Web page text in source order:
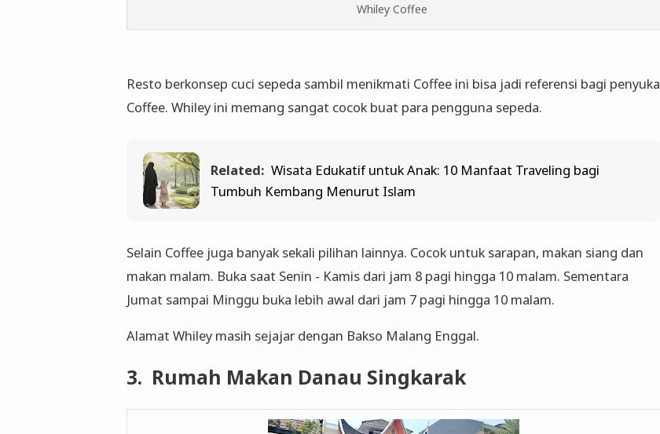
Whiley Coffee
Resto berkonsep cuci sepeda sambil menikmati Coffee ini bisa jadi referensi bagi penyuka
Coffee. Whiley ini memang sangat cocok buat para pengguna sepeda.
Related: Wisata Edukatif untuk Anak: 10 Manfaat Traveling bagi
Tumbuh Kembang Menurut Islam
Selain Coffee juga banyak sekali pilihan lainnya. Cocok untuk sarapan, makan siang dan
makan malam. Buka saat Senin - Kamis dari jam 8 pagi hingga 10 malam. Sementara
Jumat sampai Minggu buka lebih awal dari jam 7 pagi hingga 10 malam.
Alamat Whiley masih sejajar dengan Bakso Malang Enggal.
3. Rumah Makan Danau Singkarak